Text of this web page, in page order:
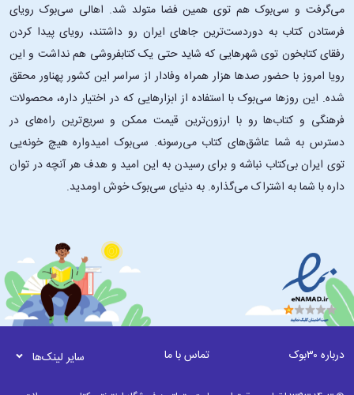
می‌گرفت و سی‌بوک هم توی همین فضا متولد شد. اهالی سی‌بوک رویای
فرستادن کتاب به دوردست‌ترین جاهای ایران رو داشتند، رویای پیدا کردن
رفقای کتابخون توی شهرهایی که شاید حتی یک کتابفروشی هم نداشت و این
رویا امروز با حضور صدها هزار همراه وفادار از سراسر این کشور پهناور محقق
شده. این ‌روزها سی‌بوک با استفاده از ابزارهایی که در اختیار داره، محصولات
فرهنگی و کتاب‌ها رو با ارزون‌ترین قیمت ممکن و سریع‌ترین راه‌های در
دسترس به شما عاشق‌های کتاب می‌رسونه. سی‌بوک امیدواره هیچ خونه‌یی
توی ایران بی‌کتاب نباشه و برای رسیدن به این امید و هدف هر آنچه در توان
داره با شما به اشتراک می‌گذاره. به دنیای سی‌بوک خوش اومدید.
درباره ۳۰بوک تماس با ما سایر لینک‌ها